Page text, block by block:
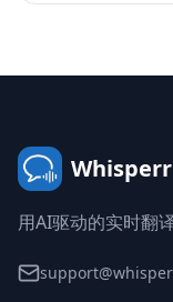
Whisperr
用AI驱动的实时翻